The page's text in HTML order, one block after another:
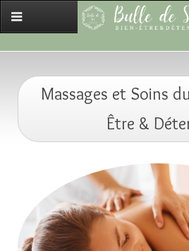
Massages et Soins
Être &